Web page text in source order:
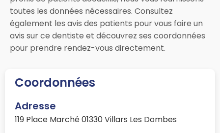
toutes les données nécessaires. Consultez
également les avis des patients pour vous faire un
avis sur ce dentiste et découvrez ses coordonnées
pour prendre rendez-vous directement.
Coordonnées
Adresse
119 Place Marché 01330 Villars Les Dombes